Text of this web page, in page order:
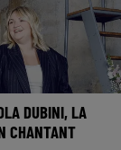
DUBINI, LA
CHANTANT